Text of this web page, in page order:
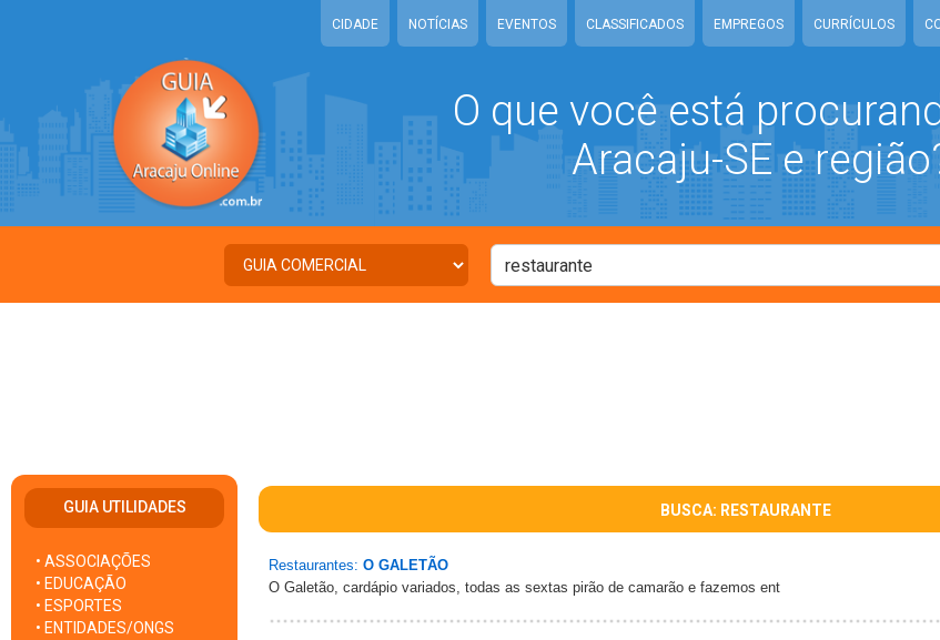
CIDADE NOTÍCIAS EVENTOS CLASSIFICADOS EMPREGOS CURRÍCULOS
O que você está
Aracaju-SE e
GUIA UTILIDADES
• ASSOCIAÇÕES
• EDUCAÇÃO
• ESPORTES
• ENTIDADES/ONGS
BUSCA: RESTAURANTE
Restaurantes: O GALETÃO
O Galetão, cardápio variados, todas as sextas pirão de camarão e fazemos ent